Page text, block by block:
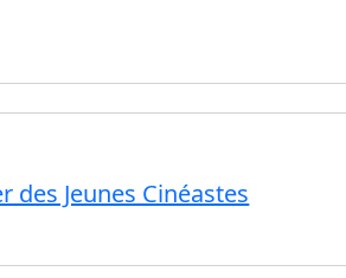
des Jeunes Cinéastes